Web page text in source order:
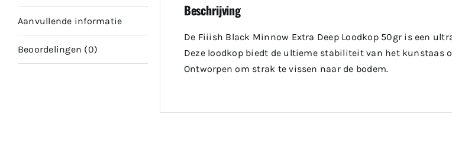
Aanvullende informatie
Beoordelingen (0)
Beschrijving
De Fiiish Black Minnow Extra Deep Loodkop 50gr is een
Deze loodkop biedt de ultieme stabiliteit van het kunstaas
Ontworpen om strak te vissen naar de bodem.